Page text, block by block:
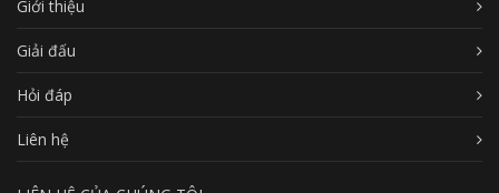
Giới thiệu
Giải đấu
Hỏi đáp
Liên hệ